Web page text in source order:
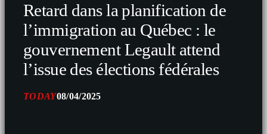
Retard dans la planification de
l’immigration au Québec : le
gouvernement Legault attend
l’issue des élections fédérales
TODAY08/04/2025